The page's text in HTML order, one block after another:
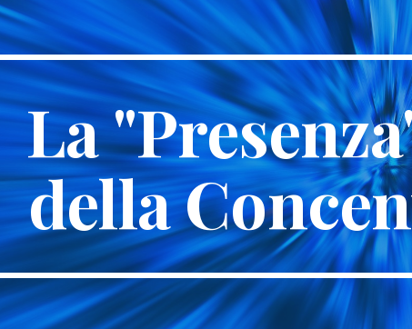
Skip to main content
La
della